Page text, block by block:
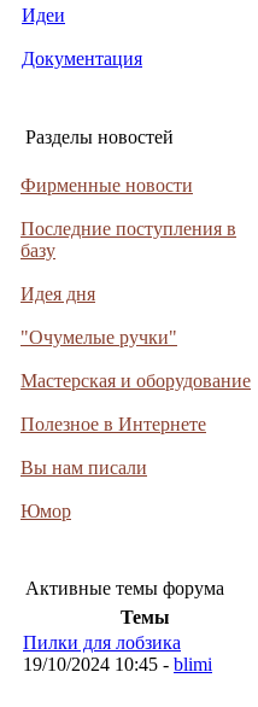
Идеи
Документация
Разделы новостей
Фирменные новости
Последние поступления в
базу
Идея дня
"Очумелые ручки"
Мастерская и оборудование
Полезное в Интернете
Вы нам писали
Юмор
Активные темы форума
Темы
Пилки для лобзика
19/10/2024 10:45 - blimi